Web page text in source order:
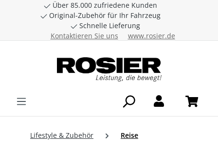
Zum Hauptinhalt springen
Über 85.000 zufriedene Kunden
Original-Zubehör für Ihr Fahrzeug
Schnelle Lieferung
Kontaktieren Sie uns
www.rosier.de
Lifestyle & Zubehör Reise